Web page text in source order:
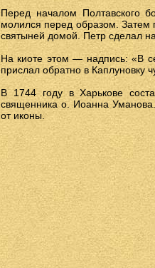
Перед началом Полтавского
молился перед образом. Затем
святыней домой. Петр сделал
На киоте этом — надпись: «В
прислал обратно в Каплуновку
В 1744 году в Харькове
священника о. Иоанна
от иконы.